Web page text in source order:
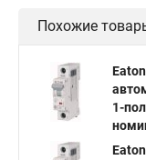
Похожие
1-